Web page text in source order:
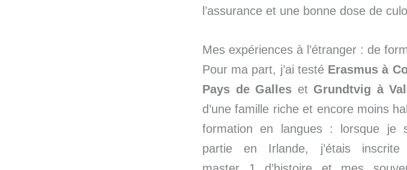
l’assurance et une bonne dose de
Mes expériences à l’étranger : de
Pour ma part, j’ai testé Erasmus à
Pays de Galles et Grundtvig à
d’une famille riche et encore moins
formation en langues : lorsque je
partie en Irlande, j’étais inscrite